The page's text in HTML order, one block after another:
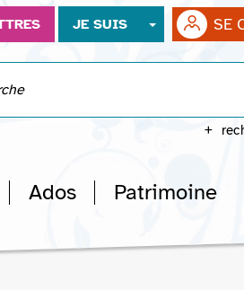
JE SUIS SE
Ados Patrimoine